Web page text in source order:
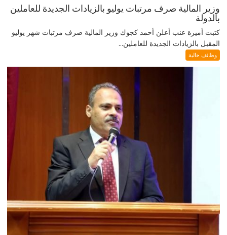
وزير المالية صرف مرتبات يوليو بالزيادات الجديدة للعاملين
بالدولة
كتبت أميرة عنب أعلن أحمد كجوك وزير المالية صرف مرتبات شهر يوليو
المقبل بالزيادات الجديدة للعاملين...
وظائف خالية